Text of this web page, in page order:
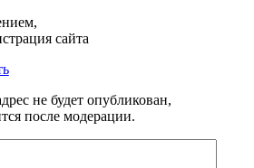
сайта
не будет опубликован,
после модерации.